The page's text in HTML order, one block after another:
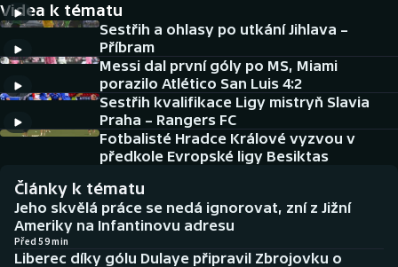
DALŠÍ SPORTY
Americký fotbal
Baseball a softbal
Biatlon
Boby a skeleton
NEPŘEHLÉDNĚTE
Historické návraty
Aplikace ČT sport
AZ kvíz
Videa k tématu
Sestřih a ohlasy po utkání Jihlava –
Příbram
Messi dal první góly po MS, Miami
porazilo Atlético San Luis 4:2
Sestřih kvalifikace Ligy mistryň Slavia
Praha – Rangers FC
Fotbalisté Hradce Králové vyzvou v
předkole Evropské ligy Besiktas
Články k tématu
Jeho skvělá práce se nedá ignorovat, zní z Jižní
Ameriky na Infantinovu adresu
Před 59 min
Liberec díky gólu Dulaye připravil Zbrojovku o